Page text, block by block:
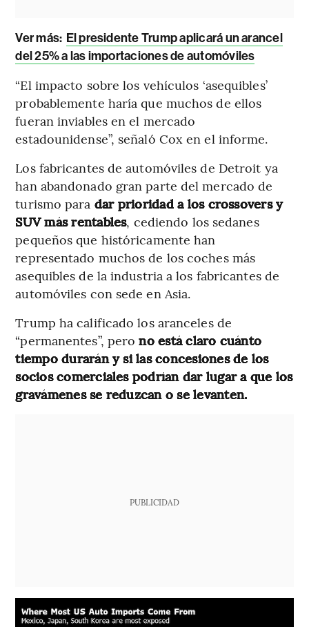
Ver más: El presidente Trump aplicará un arancel
del 25% a las importaciones de automóviles
“El impacto sobre los vehículos ‘asequibles’
probablemente haría que muchos de ellos
fueran inviables en el mercado
estadounidense”, señaló Cox en el informe.
Los fabricantes de automóviles de Detroit ya
han abandonado gran parte del mercado de
turismo para dar prioridad a los crossovers y
SUV más rentables, cediendo los sedanes
pequeños que históricamente han
representado muchos de los coches más
asequibles de la industria a los fabricantes de
automóviles con sede en Asia.
Trump ha calificado los aranceles de
“permanentes”, perono está claro cuánto
tiempo durarán y si las concesiones de los
socios comerciales podrían dar lugar a que los
gravámenes se reduzcan o se levanten.
PUBLICIDAD